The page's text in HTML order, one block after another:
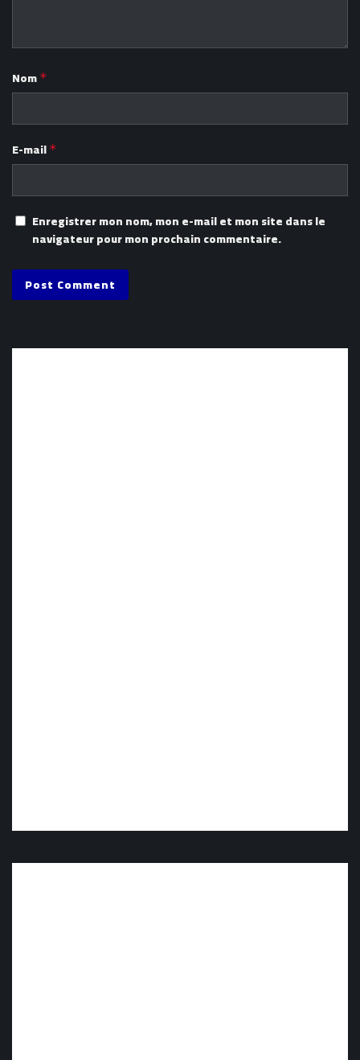
Nom *
E-mail *
Enregistrer mon nom, mon e-mail et mon site dans le
navigateur pour mon prochain commentaire.